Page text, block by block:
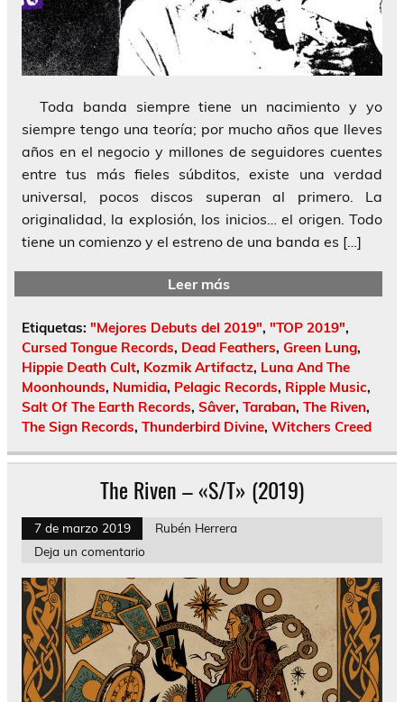
Toda banda siempre tiene un nacimiento y yo
siempre tengo una teoría; por mucho años que lleves
años en el negocio y millones de seguidores cuentes
entre tus más fieles súbditos, existe una verdad
universal, pocos discos superan al primero. La
originalidad, la explosión, los inicios… el origen. Todo
tiene un comienzo y el estreno de una banda es […]
Leer más
Etiquetas: "Mejores Debuts del 2019", "TOP 2019",
Cursed Tongue Records, Dead Feathers, Green Lung,
Hippie Death Cult, Kozmik Artifactz, Luna And The
Moonhounds, Numidia, Pelagic Records, Ripple Music,
Salt Of The Earth Records, Sâver, Taraban, The Riven,
The Sign Records, Thunderbird Divine, Witchers Creed
The Riven – «S/T» (2019)
7 de marzo 2019
Rubén Herrera
Deja un comentario